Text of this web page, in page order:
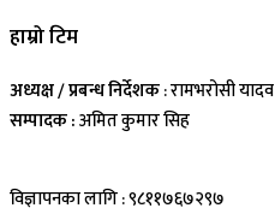
हाम्रो टिम
अध्यक्ष / प्रबन्ध निर्देशक: रामभरोसी यादव
सम्पादक :अमित कुमार सिह
विज्ञापनका लागि : ९८११७६७२९७